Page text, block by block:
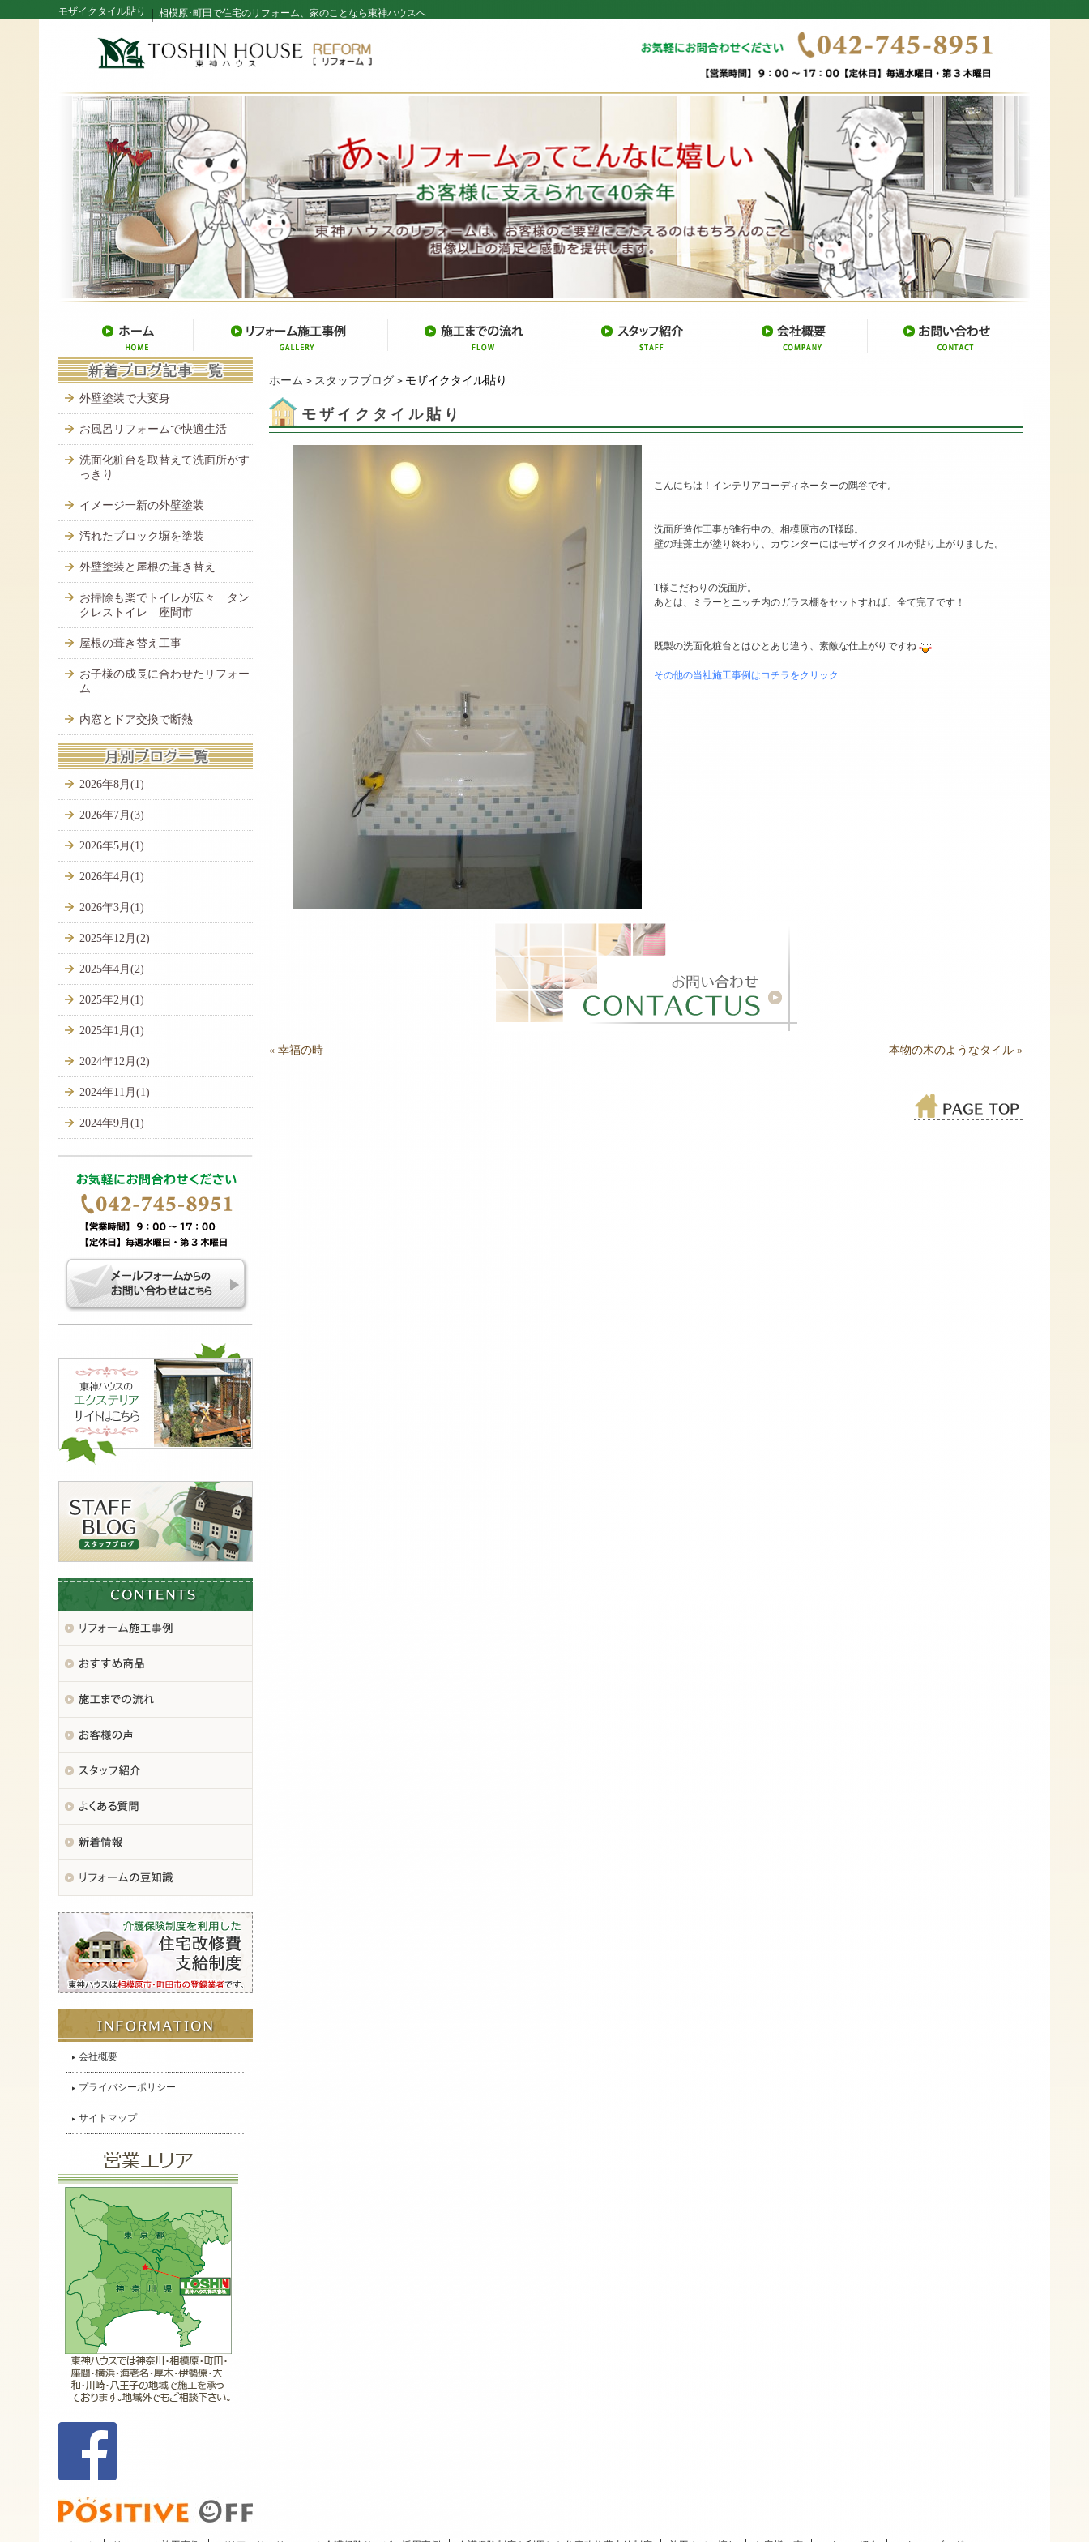
モザイクタイル貼り 相模原･町田で住宅のリフォーム、家のことなら東神ハウスへ
ホーム ＞ スタッフブログ ＞モザイクタイル貼り
モザイクタイル貼り
こんにちは！インテリアコーディネーターの隅谷です。
洗面所造作工事が進行中の、相模原市のT様邸。
壁の珪藻土が塗り終わり、カウンターにはモザイクタイルが貼り上がりました。
T様こだわりの洗面所。
あとは、ミラーとニッチ内のガラス棚をセットすれば、全て完了です！
既製の洗面化粧台とはひとあじ違う、素敵な仕上がりですね
その他の当社施工事例はコチラをクリック
« 幸福の時 本物の木のようなタイル »
外壁塗装で大変身
お風呂リフォームで快適生活
洗面化粧台を取替えて洗面所がす
っきり
イメージ一新の外壁塗装
汚れたブロック塀を塗装
外壁塗装と屋根の葺き替え
お掃除も楽でトイレが広々 タン
クレストイレ 座間市
屋根の葺き替え工事
お子様の成長に合わせたリフォー
ム
内窓とドア交換で断熱
2026年8月(1)
2026年7月(3)
2026年5月(1)
2026年4月(1)
2026年3月(1)
2025年12月(2)
2025年4月(2)
2025年2月(1)
2025年1月(1)
2024年12月(2)
2024年11月(1)
2024年9月(1)
会社概要
プライバシーポリシー
サイトマップ